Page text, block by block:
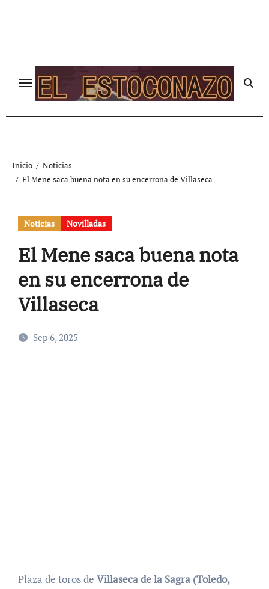
Inicio
Noticias
El Mene saca buena nota en su encerrona de Villaseca
Noticias Novilladas
El Mene saca buena nota
en su encerrona de
Villaseca
Sep 6, 2025
Plaza de toros de Villaseca de la Sagra (Toledo,